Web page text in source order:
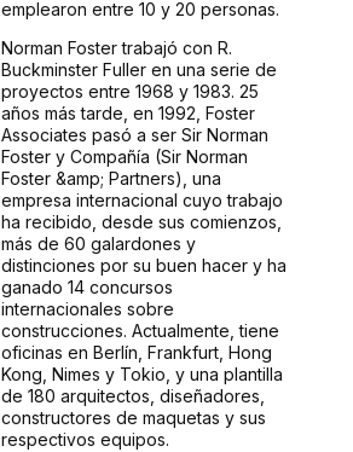
emplearon entre 10 y 20 personas.
Norman Foster trabajó con R.
Buckminster Fuller en una serie de
proyectos entre 1968 y 1983. 25
años más tarde, en 1992, Foster
Associates pasó a ser Sir Norman
Foster y Compañía (Sir Norman
Foster &amp; Partners), una
empresa internacional cuyo trabajo
ha recibido, desde sus comienzos,
más de 60 galardones y
distinciones por su buen hacer y ha
ganado 14 concursos
internacionales sobre
construcciones. Actualmente, tiene
oficinas en Berlín, Frankfurt, Hong
Kong, Nimes y Tokio, y una plantilla
de 180 arquitectos, diseñadores,
constructores de maquetas y sus
respectivos equipos.